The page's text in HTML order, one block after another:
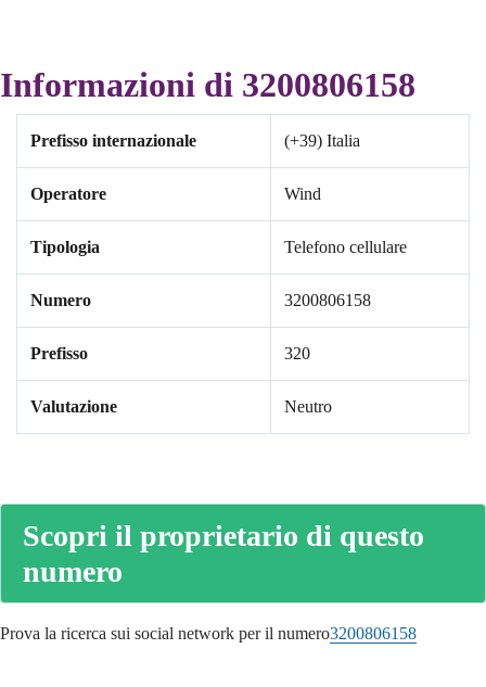
Informazioni di 3200806158
Prefisso internazionale (+39) Italia
Operatore Wind
Tipologia Telefono cellulare
Numero 3200806158
Prefisso 320
Valutazione Neutro
Scopri il proprietario di questo
numero
Prova la ricerca sui social network per il numero3200806158